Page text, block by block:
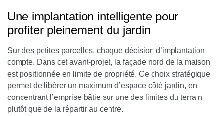
Une implantation intelligente pour
profiter pleinement du jardin
Sur des petites parcelles, chaque décision d’implantation
compte. Dans cet avant-projet, la façade nord de la maison
est positionnée en limite de propriété. Ce choix stratégique
permet de libérer un maximum d’espace côté jardin, en
concentrant l’emprise bâtie sur une des limites du terrain
plutôt que de la répartir au centre.